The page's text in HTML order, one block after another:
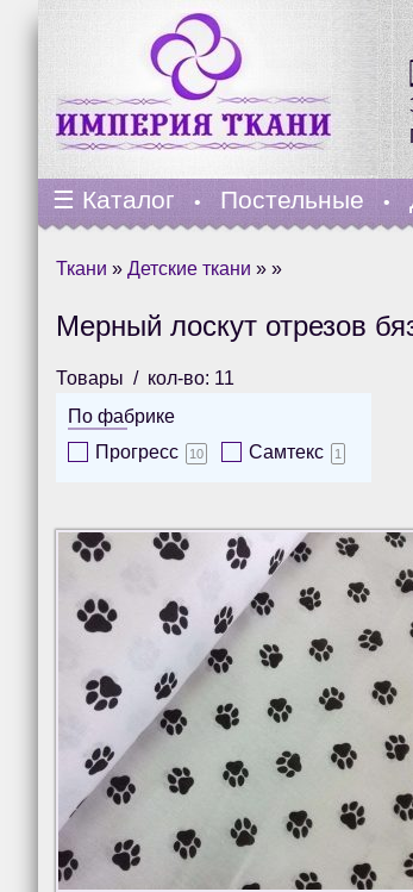
☰ Каталог • Постельные •
Ткани » Детские ткани » »
Мерный лоскут отрезов
Товары
кол-во: 11
По фабрике
Прогресс
10 Самтекс 1